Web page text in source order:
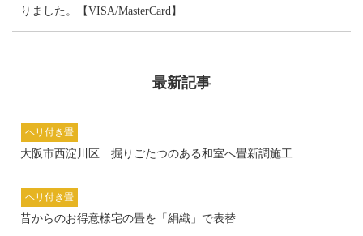
りました。【VISA/MasterCard】
最新記事
ヘリ付き畳
大阪市西淀川区 掘りごたつのある和室へ畳新調施工
ヘリ付き畳
昔からのお得意様宅の畳を「絹織」で表替